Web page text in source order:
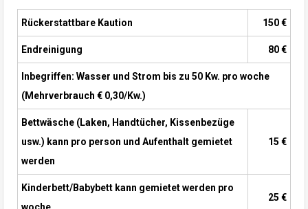
Rückerstattbare Kaution 150 €
Endreinigung 80 €
Inbegriffen: Wasser und Strom bis zu 50 Kw. pro woche
(Mehrverbrauch € 0,30/Kw.)
Bettwäsche (Laken, Handtücher, Kissenbezüge
usw.) kann pro person und Aufenthalt gemietet
werden
15 €
Kinderbett/Babybett kann gemietet werden pro
woche
25 €